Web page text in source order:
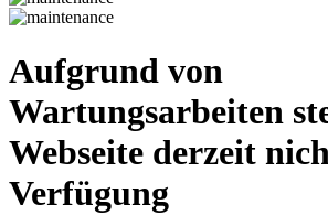
Aufgrund von
Wartungsarbeiten
Webseite derzeit
Verfügung